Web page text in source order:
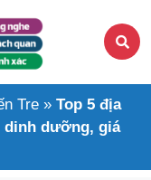
Tre » Top 5 địa
dinh dưỡng, giá